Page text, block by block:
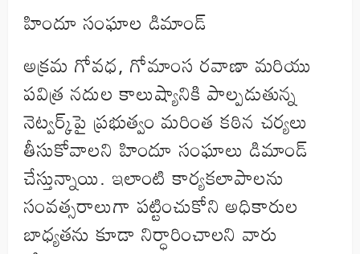
హిందూ సంఘాల డిమాండ్
అక్రమ గోవధ, గోమాంస రవాణా మరియు
పవిత్ర నదుల కాలుష్యానికి పాల్పడుతున్న
నెట్వర్క్‌పై ప్రభుత్వం మరింత కఠిన చర్యలు
తీసుకోవాలని హిందూ సంఘాలు డిమాండ్
చేస్తున్నాయి. ఇలాంటి కార్యకలాపాలను
సంవత్సరాలుగా పట్టించుకోని అధికారుల
బాధ్యతను కూడా నిర్ధారించాలని వారు